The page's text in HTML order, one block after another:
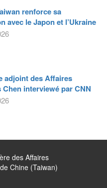
renforce sa
avec le Japon et l’Ukraine
adjoint des Affaires
Chen interviewé par CNN
des Affaires
Chine (Taiwan)